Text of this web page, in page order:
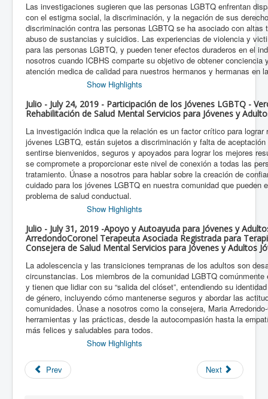
Las investigaciones sugieren que las personas LGBTQ enfrentan
con el estigma social, la discriminación, y la negación de sus
discriminación contra las personas LGBTQ se ha asociado con
abuso de sustancias y suicidios. Las experiencias de violencia y
para las personas LGBTQ, y pueden tener efectos duraderos en el
nosotros cuando ICBHS comparte su objetivo de obtener conciencia
atención medica de calidad para nuestros hermanos y hermanas en
Show Highlights
Julio - July 24, 2019 - Participación de los Jóvenes LGBTQ -
Rehabilitación de Salud Mental Servicios para Jóvenes y
La investigación indica que la relación es un factor crítico para
jóvenes LGBTQ, están sujetos a discriminación y falta de
sentirse bienvenidos, seguros y apoyados para lograr los mejores
se compromete a proporcionar este nivel de conexión a todas las
tratamiento. Únase a nosotros para hablar sobre la creación de
cuidado para los jóvenes LGBTQ en nuestra comunidad que pueden
problema de salud conductual.
Show Highlights
Julio - July 31, 2019 -Apoyo y Autoayuda para Jóvenes y
ArredondoCoronel Terapeuta Asociada Registrada para
Consejera de Salud Mental Servicios para Jóvenes y Adultos
La adolescencia y las transiciones tempranas de los adultos son
circunstancias. Los miembros de la comunidad LGBTQ
y tienen que lidiar con su “salida del clóset”, entendiendo su
de género, incluyendo cómo mantenerse seguros y abordar las
comunidades. Únase a nosotros como la consejera, Maria
herramientas y las prácticas, desde la autocompasión hasta la
más felices y saludables para todos.
Show Highlights
Prev Next